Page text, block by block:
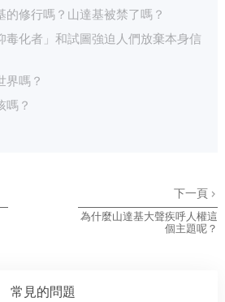
修行嗎？山達基被禁了嗎？
毒化者」和試圖強迫人們放棄本身信
界嗎？
嗎？
下一頁
為什麼山達基大聲疾呼人權這
個主題呢？
常見的問題